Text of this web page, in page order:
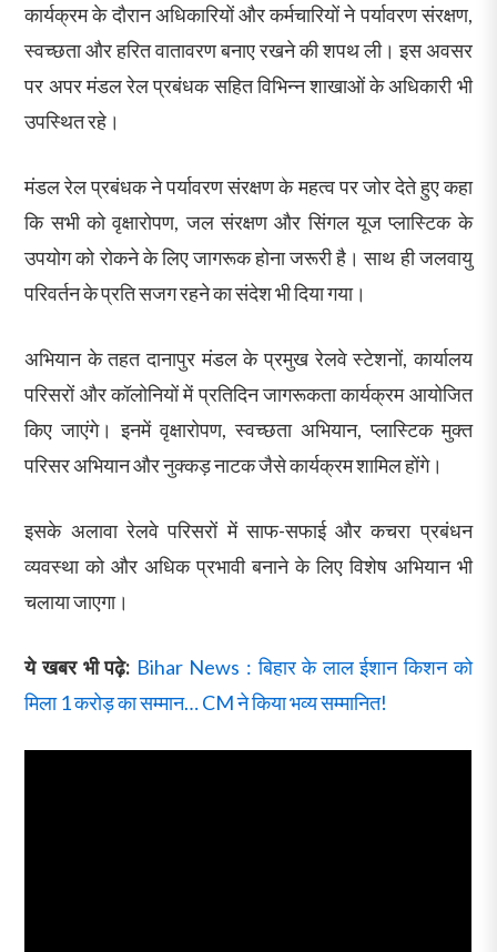
कार्यक्रम के दौरान अधिकारियों और कर्मचारियों ने पर्यावरण संरक्षण,
स्वच्छता और हरित वातावरण बनाए रखने की शपथ ली। इस अवसर
पर अपर मंडल रेल प्रबंधक सहित विभिन्न शाखाओं के अधिकारी भी
उपस्थित रहे।
मंडल रेल प्रबंधक ने पर्यावरण संरक्षण के महत्व पर जोर देते हुए कहा
कि सभी को वृक्षारोपण, जल संरक्षण और सिंगल यूज प्लास्टिक के
उपयोग को रोकने के लिए जागरूक होना जरूरी है। साथ ही जलवायु
परिवर्तन के प्रति सजग रहने का संदेश भी दिया गया।
अभियान के तहत दानापुर मंडल के प्रमुख रेलवे स्टेशनों, कार्यालय
परिसरों और कॉलोनियों में प्रतिदिन जागरूकता कार्यक्रम आयोजित
किए जाएंगे। इनमें वृक्षारोपण, स्वच्छता अभियान, प्लास्टिक मुक्त
परिसर अभियान और नुक्कड़ नाटक जैसे कार्यक्रम शामिल होंगे।
इसके अलावा रेलवे परिसरों में साफ-सफाई और कचरा प्रबंधन
व्यवस्था को और अधिक प्रभावी बनाने के लिए विशेष अभियान भी
चलाया जाएगा।
ये खबर भी पढ़े: Bihar News : बिहार के लाल ईशान किशन को
मिला 1 करोड़ का सम्मान… CM ने किया भव्य सम्मानित!